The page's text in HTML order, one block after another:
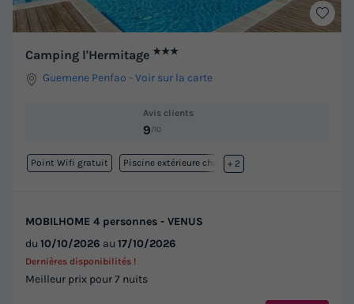
Camping l'Hermitage ★★★
Guemene Penfao -Voir sur la carte
Avis clients
9/10
Point Wifi gratuit Piscine extérieure chauffée
+ 2
MOBILHOME 4 personnes - VENUS
du 10/10/2026 au 17/10/2026
Meilleur prix pour 7 nuits
Dernières disponibilités !